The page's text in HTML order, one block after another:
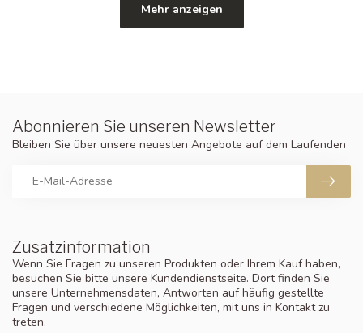
Mehr anzeigen
Zusatzinformation
Wenn Sie Fragen zu unseren Produkten oder Ihrem Kauf haben,
besuchen Sie bitte unsere Kundendienstseite. Dort finden Sie
unsere Unternehmensdaten, Antworten auf häufig gestellte
Fragen und verschiedene Möglichkeiten, mit uns in Kontakt zu
treten.
Abonnieren Sie unseren Newsletter
Bleiben Sie über unsere neuesten Angebote auf dem Laufenden